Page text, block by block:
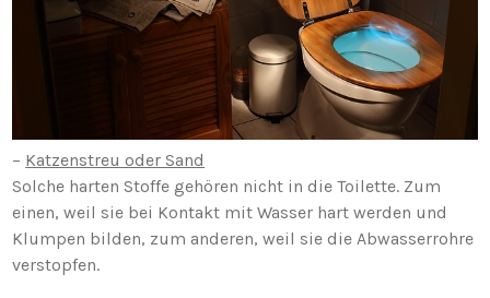
– Katzenstreu oder Sand
Solche harten Stoffe gehören nicht in die Toilette. Zum
einen, weil sie bei Kontakt mit Wasser hart werden und
Klumpen bilden, zum anderen, weil sie die Abwasserrohre
verstopfen.